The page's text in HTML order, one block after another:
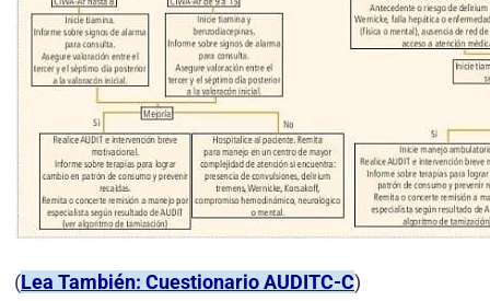
(Lea También: Cuestionario AUDITC-C)